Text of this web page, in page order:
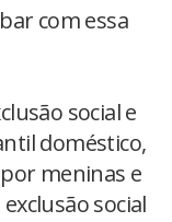
com essa
social e
doméstico,
meninas e
social